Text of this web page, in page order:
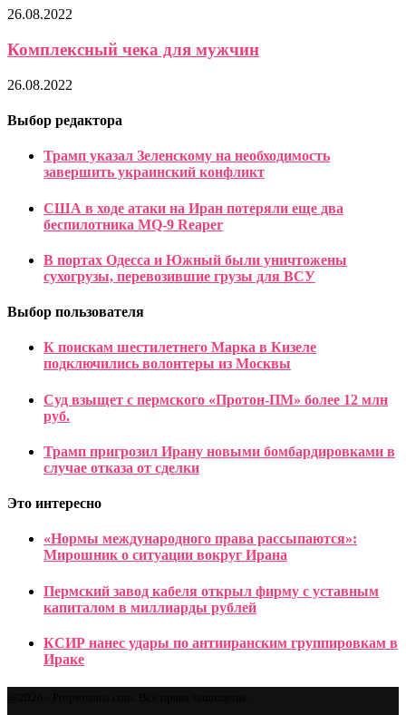
26.08.2022
Комплексный чека для мужчин
26.08.2022
Выбор редактора
Трамп указал Зеленскому на необходимость
завершить украинский конфликт
США в ходе атаки на Иран потеряли еще два
беспилотника MQ-9 Reaper
В портах Одесса и Южный были уничтожены
сухогрузы, перевозившие грузы для ВСУ
Выбор пользователя
К поискам шестилетнего Марка в Кизеле
подключились волонтеры из Москвы
Суд взыщет с пермского «Протон-ПМ» более 12 млн
руб.
Трамп пригрозил Ирану новыми бомбардировками в
случае отказа от сделки
Это интересно
«Нормы международного права рассыпаются»:
Мирошник о ситуации вокруг Ирана
Пермский завод кабеля открыл фирму с уставным
капиталом в миллиарды рублей
КСИР нанес удары по антииранским группировкам в
Ираке